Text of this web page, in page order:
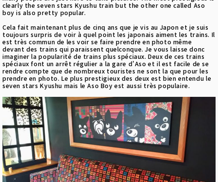
clearly the seven stars Kyushu train but the other one called Aso
boy is also pretty popular.
Cela fait maintenant plus de cinq ans que je vis au Japon et je suis
toujours surpris de voir à quel point les japonais aiment les trains. Il
est très commun de les voir se faire prendre en photo même
devant des trains qui paraissent quelconque. Je vous laisse donc
imaginer la popularité de trains plus spéciaux. Deux de ces trains
spéciaux font un arrêt régulier a la gare d’Aso et il est facile de se
rendre compte que de nombreux touristes ne sont la que pour les
prendre en photo. Le plus prestigieux des deux est bien entendu le
seven stars Kyushu mais le Aso Boy est aussi très populaire.